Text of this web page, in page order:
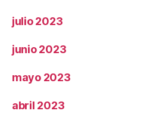
julio 2023
junio 2023
mayo 2023
abril 2023